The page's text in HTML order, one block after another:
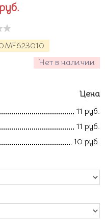
Нет в наличии
Цена
11 руб.
11 руб.
10 руб.